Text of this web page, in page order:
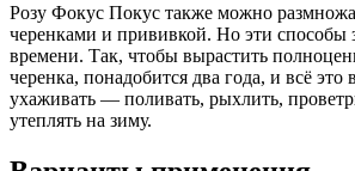
Розу Фокус Покус также можно
черенками и прививкой. Но эти способы
времени. Так, чтобы вырастить
черенка, понадобится два года, и всё это
ухаживать — поливать, рыхлить,
утеплять на зиму.